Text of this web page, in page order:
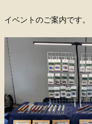
イベントのご案内です。